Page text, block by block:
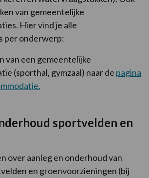
van gemeentelijke
Hier vind je alle
per onderwerp:
van een gemeentelijke
(sporthal, gymzaal) naar de pagina
sportvelden en
over aanleg en onderhoud van
en groenvoorzieningen (bij